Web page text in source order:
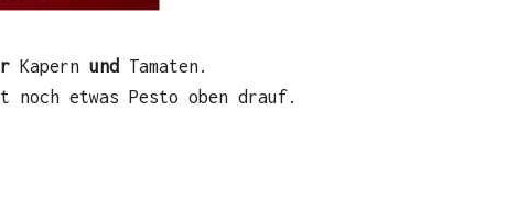
Kapern und Tamaten.
noch etwas Pesto oben drauf.